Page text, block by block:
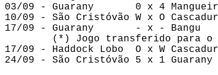
03/09 - Guarany       0 x 4
10/09 - São Cristóvão W x O
17/09 - Guarany       - x - Bangu
(*) Jogo transferido para o dia
17/09 - Haddock Lobo  O x W
24/09 - São Cristóvão 5 x 1 Guarany